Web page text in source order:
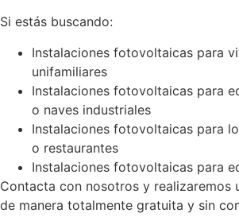
Si estás buscando:
Instalaciones fotovoltaicas para
unifamiliares
Instalaciones fotovoltaicas para
o naves industriales
Instalaciones fotovoltaicas para
o restaurantes
Instalaciones fotovoltaicas para
Contacta con nosotros y realizaremos
de manera totalmente gratuita y sin